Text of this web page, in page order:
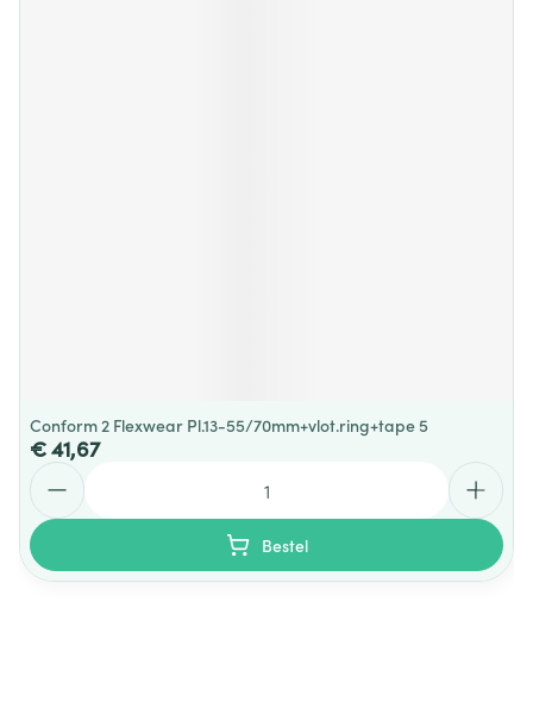
Conform 2 Flexwear Pl.13-55/70mm+vlot.ring+tape 5
€ 41,67
Bestel